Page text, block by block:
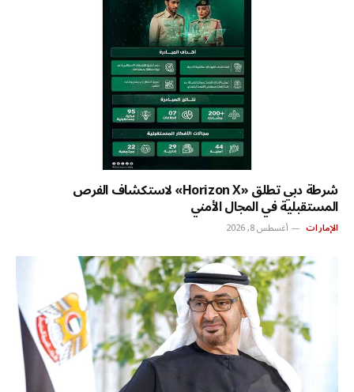
شرطة دبي تطلق «Horizon X» لاستكشاف الفرص
المستقبلية في المجال الأمني
الإمارات أغسطس 8, 2026